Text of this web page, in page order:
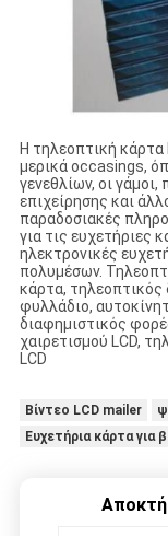
Η τηλεοπτική κάρτα
μερικά occasings,
γενεθλίων, οι
επιχείρησης και
παραδοσιακές
για τις ευχετήριες
ηλεκτρονικές
πολυμέσων.
κάρτα, τηλεοπτικός
φυλλάδιο,
διαφημιστικός
χαιρετισμού LCD,
LCD
Βίντεο LCD mailer
Ευχετήρια κάρτα για